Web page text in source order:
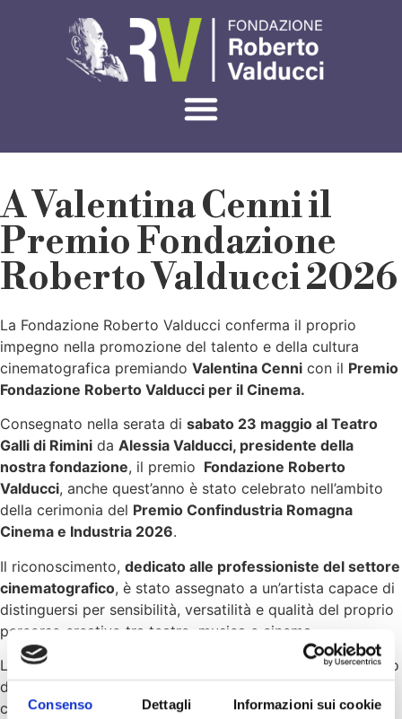
Consenso Dettagli Informazioni sui cookie
A Valentina Cenni il
Premio Fondazione
Roberto Valducci 2026
La Fondazione Roberto Valducci conferma il proprio
impegno nella promozione del talento e della cultura
cinematografica premiando Valentina Cenni con il Premio
Fondazione Roberto Valducci per il Cinema.
Consegnato nella serata di sabato 23 maggio al Teatro
Galli di Rimini da Alessia Valducci, presidente della
nostra fondazione, il premio Fondazione Roberto
Valducci, anche quest’anno è stato celebrato nell’ambito
della cerimonia del Premio Confindustria Romagna
Cinema e Industria 2026.
Il riconoscimento, dedicato alle professioniste del settore
cinematografico, è stato assegnato a un’artista capace di
distinguersi per sensibilità, versatilità e qualità del proprio
percorso creativo tra teatro, musica e cinema.
La consegna del premio si inserisce, appunto, nel contesto
de
che celebra il valore del cinema, non solo come